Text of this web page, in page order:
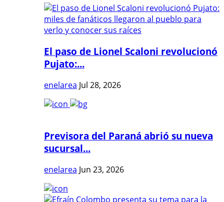
El paso de Lionel Scaloni revolucionó
Pujato:...
enelarea Jul 28, 2026
Previsora del Paraná abrió su nueva
sucursal...
enelarea Jun 23, 2026